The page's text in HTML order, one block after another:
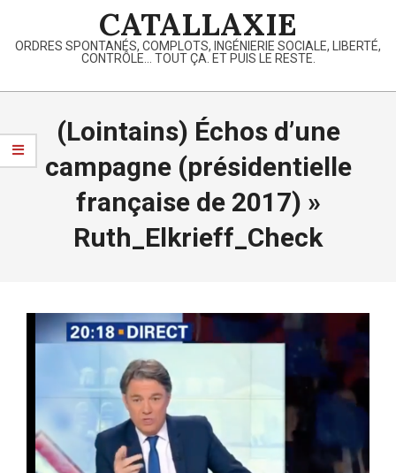
content
CATALLAXIE
ORDRES SPONTANÉS, COMPLOTS, INGÉNIERIE SOCIALE, LIBERTÉ,
CONTRÔLE… TOUT ÇA. ET PUIS LE RESTE.
Primary
Menu
(Lointains) Échos d’une
campagne (présidentielle
française de 2017) »
Ruth_Elkrieff_Check